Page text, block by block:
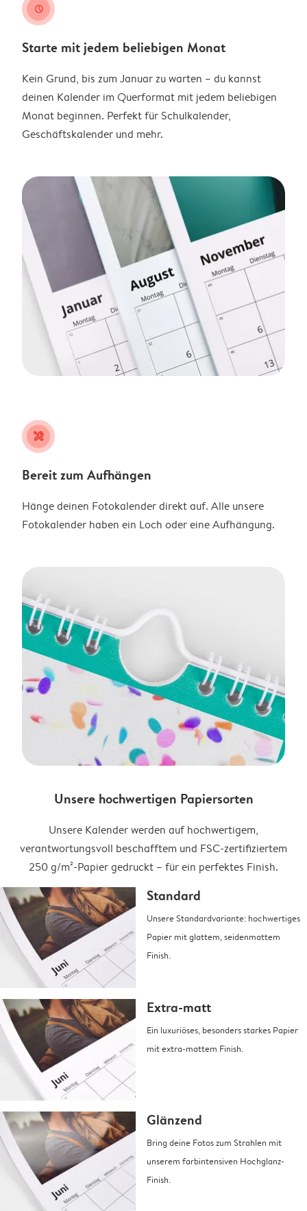
clock
Starte mit jedem beliebigen Monat
Kein Grund, bis zum Januar zu warten – du kannst
deinen Kalender im Querformat mit jedem beliebigen
Monat beginnen. Perfekt für Schulkalender,
Geschäftskalender und mehr.
tools
Bereit zum Aufhängen
Hänge deinen Fotokalender direkt auf. Alle unsere
Fotokalender haben ein Loch oder eine Aufhängung.
Unsere hochwertigen Papiersorten
Unsere Kalender werden auf hochwertigem,
verantwortungsvoll beschafftem und FSC-zertifiziertem
250 g/m²-Papier gedruckt – für ein perfektes Finish.
Standard
Unsere Standardvariante: hochwertiges
Papier mit glattem, seidenmattem
Finish.
Extra-matt
Ein luxuriöses, besonders starkes Papier
mit extra-mattem Finish.
Glänzend
Bring deine Fotos zum Strahlen mit
unserem farbintensiven Hochglanz-
Finish.